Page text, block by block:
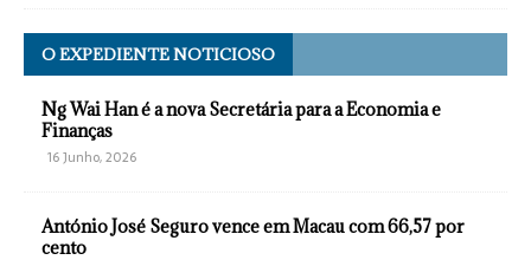
O EXPEDIENTE NOTICIOSO
Ng Wai Han é a nova Secretária para a Economia e
Finanças
16 Junho, 2026
António José Seguro vence em Macau com 66,57 por
cento